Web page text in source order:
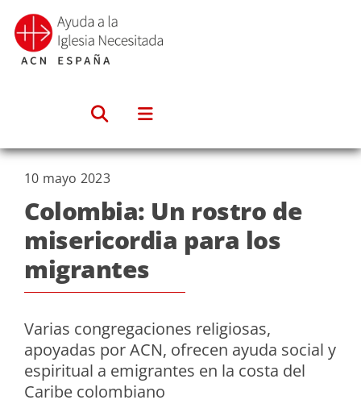
Saltar
contenido
10 mayo 2023
Colombia: Un rostro de
misericordia para los
migrantes
Varias congregaciones religiosas,
apoyadas por ACN, ofrecen ayuda social y
espiritual a emigrantes en la costa del
Caribe colombiano